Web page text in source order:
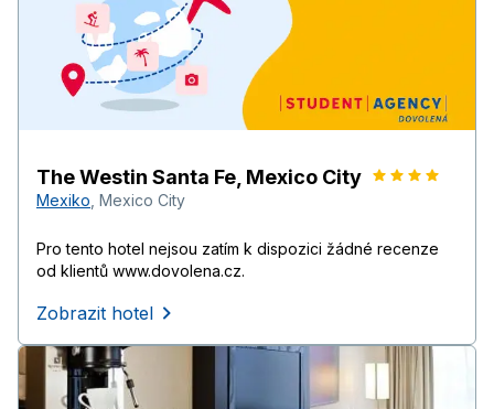
The Westin Santa Fe, Mexico City
Mexiko Mexico City
Pro tento hotel nejsou zatím k dispozici žádné recenze
od klientů www.dovolena.cz.
Zobrazit hotel